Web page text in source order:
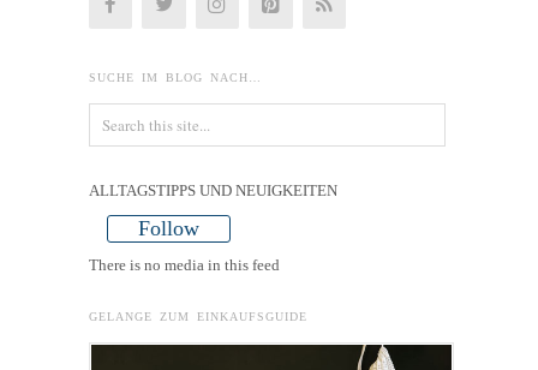
SUCHE IM BLOG NACH…
ALLTAGSTIPPS UND NEUIGKEITEN
Follow
There is no media in this feed
GELANGE ZUM EINKAUFSGUIDE